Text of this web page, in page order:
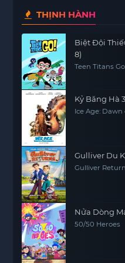
THỊNH HÀNH
Biệt Đội
8)
Teen Titans
Kỷ Băng Hà
Ice Age:
Gulliver Du
Gulliver
Nửa Dòng
50/50 Heroes